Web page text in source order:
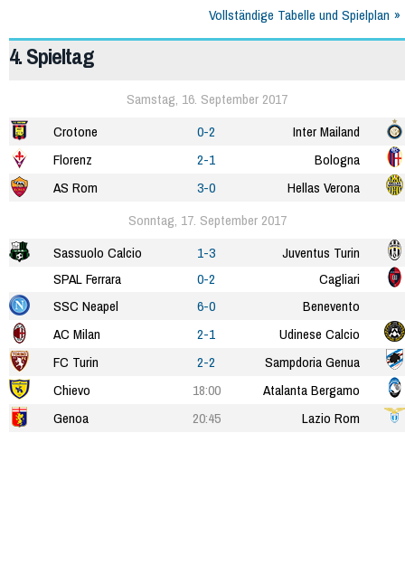
Vollständige Tabelle und Spielplan
4. Spieltag
Samstag, 16. September 2017
Crotone
0-2
Inter Mailand
Florenz
2-1
Bologna
AS Rom
3-0
Hellas Verona
Sonntag, 17. September 2017
Sassuolo Calcio
1-3
Juventus Turin
SPAL Ferrara
0-2
Cagliari
SSC Neapel
6-0
Benevento
AC Milan
2-1
Udinese Calcio
FC Turin
2-2
Sampdoria Genua
Chievo
18:00
Atalanta Bergamo
Genoa
20:45 Lazio Rom